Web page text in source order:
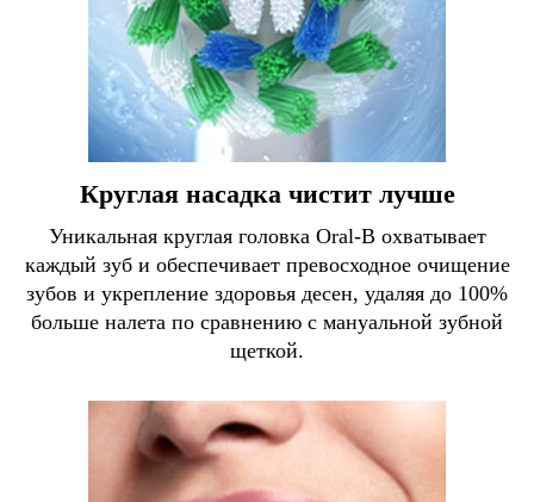
Круглая насадка чистит лучше
Уникальная круглая головка Oral-B охватывает
каждый зуб и обеспечивает превосходное очищение
зубов и укрепление здоровья десен, удаляя до 100%
больше налета по сравнению с мануальной зубной
щеткой.